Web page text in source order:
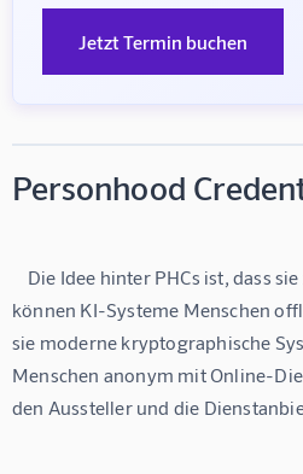
Jetzt Termin buchen
Personhood
können KI-Systeme Menschen
sie moderne kryptographische
Menschen anonym mit Online-
den Aussteller und die